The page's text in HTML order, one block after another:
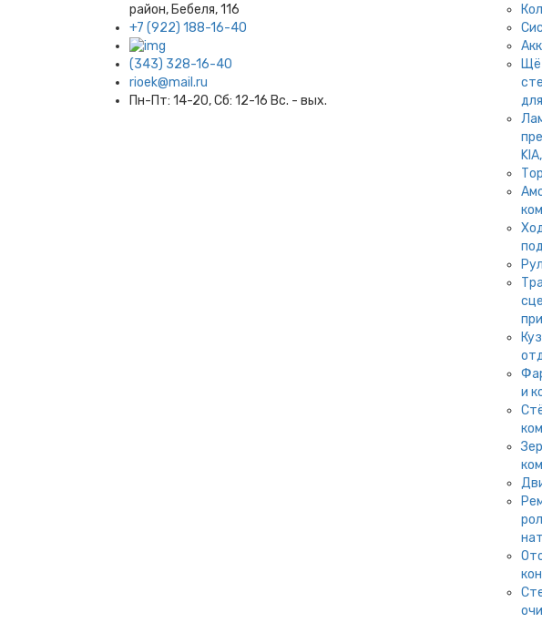
район, Бебеля, 116
+7 (922) 188-16-40
(343) 328-16-40
rioek@mail.ru
Пн-Пт: 14-20, Сб: 12-16 Вс. - вых.
и